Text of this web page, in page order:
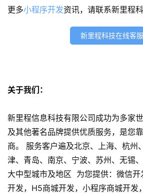
销
发
短
视
频
资
讯
分
更多小程序开发资讯，请联系新里程
新里程科技在线客服
关于我们：
新里程信息科技有限公司成功为多家
及其他著名品牌提供优质服务，是您
商。 服务客户遍及北京、上海、杭州
津、青岛、南京、宁波、苏州、无锡
大中型城市及地区 为您提供：微信
开发，H5商城开发，小程序商城开发